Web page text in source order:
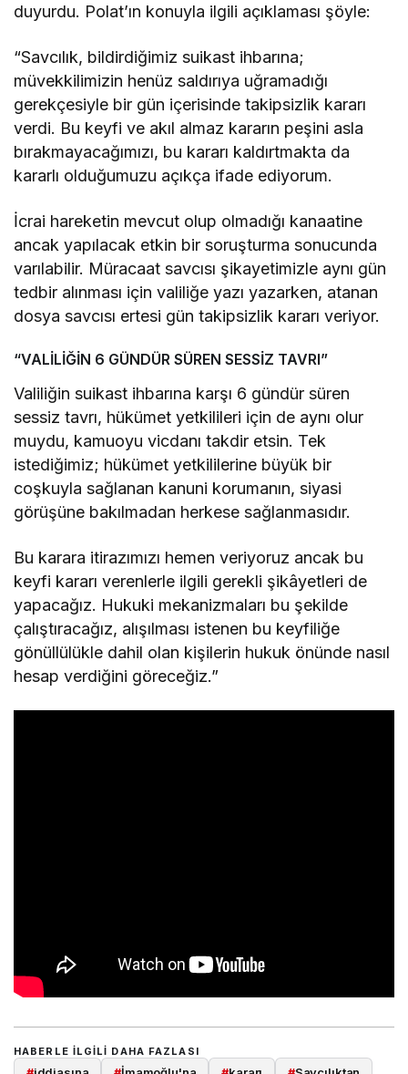
duyurdu. Polat’ın konuyla ilgili açıklaması şöyle:
“Savcılık, bildirdiğimiz suikast ihbarına;
müvekkilimizin henüz saldırıya uğramadığı
gerekçesiyle bir gün içerisinde takipsizlik kararı
verdi. Bu keyfi ve akıl almaz kararın peşini asla
bırakmayacağımızı, bu kararı kaldırtmakta da
kararlı olduğumuzu açıkça ifade ediyorum.
İcrai hareketin mevcut olup olmadığı kanaatine
ancak yapılacak etkin bir soruşturma sonucunda
varılabilir. Müracaat savcısı şikayetimizle aynı gün
tedbir alınması için valiliğe yazı yazarken, atanan
dosya savcısı ertesi gün takipsizlik kararı veriyor.
“VALİLİĞİN 6 GÜNDÜR SÜREN SESSİZ TAVRI”
Valiliğin suikast ihbarına karşı 6 gündür süren
sessiz tavrı, hükümet yetkilileri için de aynı olur
muydu, kamuoyu vicdanı takdir etsin. Tek
istediğimiz; hükümet yetkililerine büyük bir
coşkuyla sağlanan kanuni korumanın, siyasi
görüşüne bakılmadan herkese sağlanmasıdır.
Bu karara itirazımızı hemen veriyoruz ancak bu
keyfi kararı verenlerle ilgili gerekli şikâyetleri de
yapacağız. Hukuki mekanizmaları bu şekilde
çalıştıracağız, alışılması istenen bu keyfiliğe
gönüllülükle dahil olan kişilerin hukuk önünde nasıl
hesap verdiğini göreceğiz.”
HABERLE ILGILI DAHA FAZLASI